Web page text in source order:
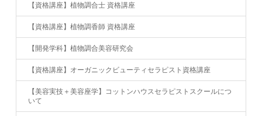
【資格講座】植物調合士 資格講座
【資格講座】植物調香師 資格講座
【開発学科】植物調合美容研究会
【資格講座】オーガニックビューティセラピスト資格講座
【美容実技＋美容座学】コットンハウスセラピストスクールにつ
いて